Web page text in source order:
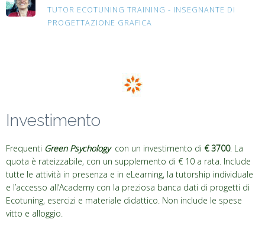
TUTOR ECOTUNING TRAINING - INSEGNANTE DI
PROGETTAZIONE GRAFICA
Investimento
Frequenti Green Psychology con un investimento di € 3700. La
quota è rateizzabile, con un supplemento di € 10 a rata. Include
tutte le attività in presenza e in eLearning, la tutorship individuale
e l’accesso all’Academy con la preziosa banca dati di progetti di
Ecotuning, esercizi e materiale didattico. Non include le spese
vitto e alloggio.